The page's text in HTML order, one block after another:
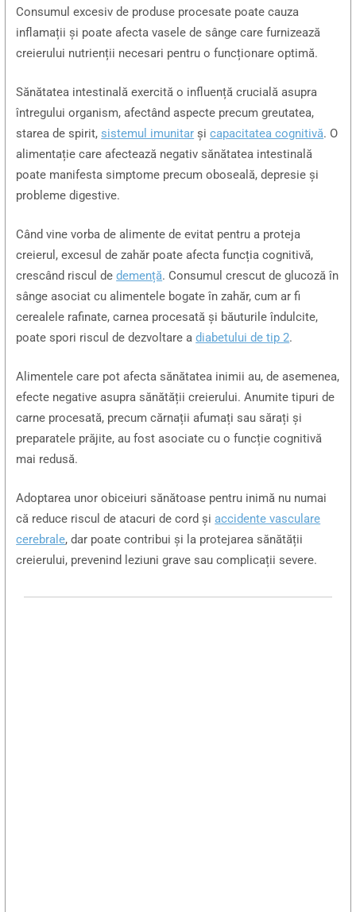
Consumul excesiv de produse procesate poate cauza
inflamații și poate afecta vasele de sânge care furnizează
creierului nutrienții necesari pentru o funcționare optimă.
Sănătatea intestinală exercită o influență crucială asupra
întregului organism, afectând aspecte precum greutatea,
starea de spirit,sistemul imunitar șicapacitatea cognitivă. O
alimentație care afectează negativ sănătatea intestinală
poate manifesta simptome precum oboseală, depresie și
probleme digestive.
Când vine vorba de alimente de evitat pentru a proteja
creierul, excesul de zahăr poate afecta funcția cognitivă,
crescând riscul dedemență. Consumul crescut de glucoză în
sânge asociat cu alimentele bogate în zahăr, cum ar fi
cerealele rafinate, carnea procesată și băuturile îndulcite,
poate spori riscul de dezvoltare adiabetului de tip 2.
Alimentele care pot afecta sănătatea inimii au, de asemenea,
efecte negative asupra sănătății creierului. Anumite tipuri de
carne procesată, precum cărnații afumați sau sărați și
preparatele prăjite, au fost asociate cu o funcție cognitivă
mai redusă.
Adoptarea unor obiceiuri sănătoase pentru inimă nu numai
că reduce riscul de atacuri de cord șiaccidente vasculare
cerebrale, dar poate contribui și la protejarea sănătății
creierului, prevenind leziuni grave sau complicații severe.